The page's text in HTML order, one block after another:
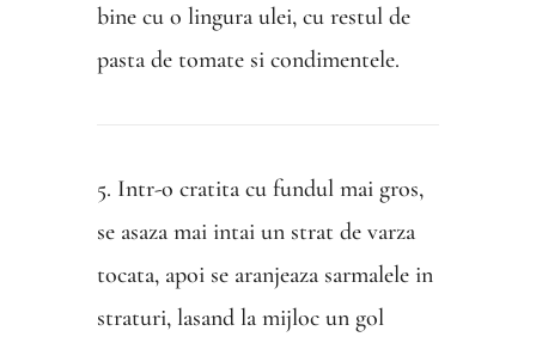
bine cu o lingura ulei, cu restul de
pasta de tomate si condimentele.
5. Intr-o cratita cu fundul mai gros,
se asaza mai intai un strat de varza
tocata, apoi se aranjeaza sarmalele in
straturi, lasand la mijloc un gol